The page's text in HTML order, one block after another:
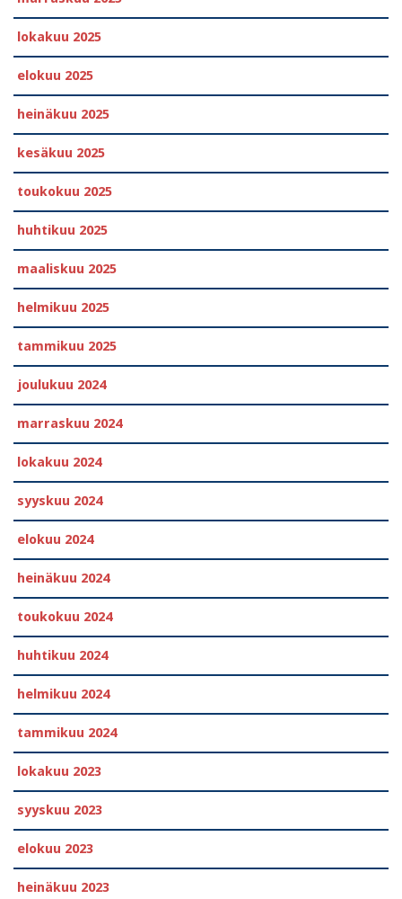
lokakuu 2025
elokuu 2025
heinäkuu 2025
kesäkuu 2025
toukokuu 2025
huhtikuu 2025
maaliskuu 2025
helmikuu 2025
tammikuu 2025
joulukuu 2024
marraskuu 2024
lokakuu 2024
syyskuu 2024
elokuu 2024
heinäkuu 2024
toukokuu 2024
huhtikuu 2024
helmikuu 2024
tammikuu 2024
lokakuu 2023
syyskuu 2023
elokuu 2023
heinäkuu 2023